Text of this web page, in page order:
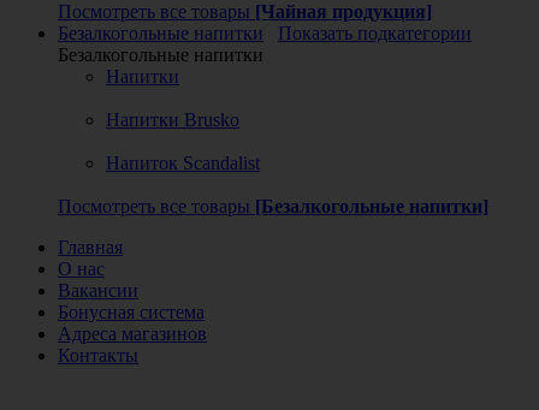
Посмотреть все товары [Чайная продукция]
Безалкогольные напитки
Показать подкатегории
Безалкогольные напитки
Напитки
Напитки Brusko
Напиток Scandalist
Посмотреть все товары [Безалкогольные напитки]
Главная
О нас
Вакансии
Бонусная система
Адреса магазинов
Контакты